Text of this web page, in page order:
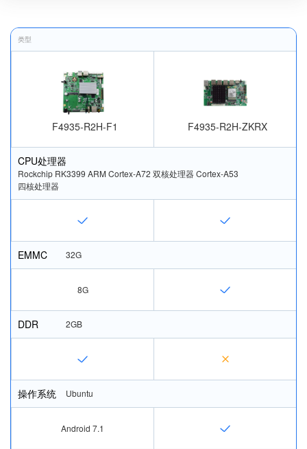
类型
F4935-R2H-F1 F4935-R2H-ZKRX
CPU处理器
Rockchip RK3399 ARM Cortex-A72 双核处理器 Cortex-A53
四核处理器
EMMC 32G
8G
DDR 2GB
操作系统 Ubuntu
Android 7.1